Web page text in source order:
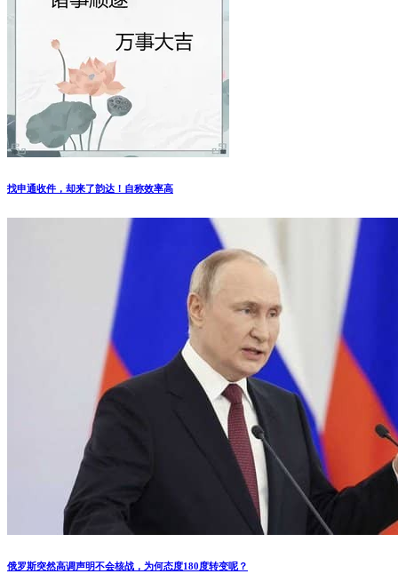
找申通收件，却来了韵达！自称效率高
俄罗斯突然高调声明不会核战，为何态度180度转变呢？